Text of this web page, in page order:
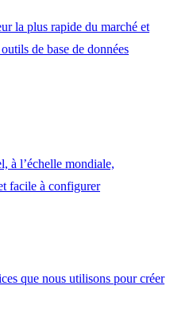
la plus rapide du marché et
de base de données
à l’échelle mondiale,
facile à configurer
que nous utilisons pour créer